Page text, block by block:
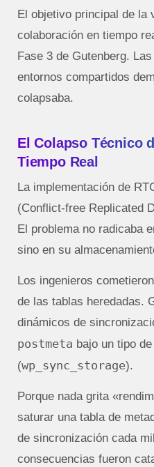
El objetivo principal de la
colaboración en tiempo
Fase 3 de Gutenberg.
entornos compartidos
colapsaba.
El Colapso Técnico
Tiempo Real
La implementación de
(Conflict-free Replicated
El problema no radicaba
sino en su
Los ingenieros
de las tablas heredadas.
dinámicos de
postmeta bajo un tipo
(wp_sync_storage).
Porque nada grita
saturar una tabla de
de sincronización cada
consecuencias fueron